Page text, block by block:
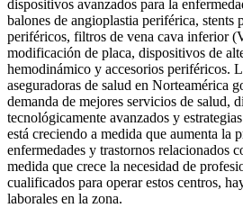
dispositivos avanzados para la
balones de angioplastia periférica, stents
periféricos, filtros de vena cava inferior
modificación de placa, dispositivos de
hemodinámico y accesorios periféricos.
aseguradoras de salud en Norteamérica
demanda de mejores servicios de salud,
tecnológicamente avanzados y
está creciendo a medida que aumenta la
enfermedades y trastornos relacionados
medida que crece la necesidad de
cualificados para operar estos centros,
laborales en la zona.